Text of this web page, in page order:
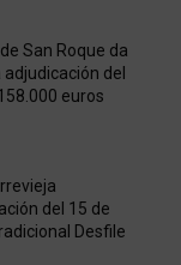
San Roque da
del
euros
del 15 de
Desfile